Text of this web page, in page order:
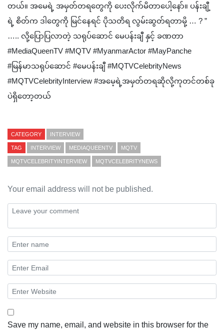
တယ်။ အမေရဲ့ အမှတ်တရတွေကို ပေးလိုက်မိတာပေါ့နော်။ ပန်းချီ့
ရဲ့ စိတ်က ဒါတွေကို မြင်နေရင် ပိုသတိရ လွမ်းဆွတ်ရတာမို့ … ? ”
….. လို့ပြောပြလာတဲ့ သရုပ်ဆောင် မေပန်းချီ နှင့် ခဏတာ
#MediaQueenTV #MQTV #MyanmarActor #MayPanche
#မြန်မာသရုပ်ဆောင် #မေပန်းချီ #MQTVCelebrityNews
#MQTVCelebrityInterview #အမေ့ရဲ့အမှတ်တရဆိုလို့ကုတင်တစ်ခု
ပဲရှိတော့တယ်
CATEGORY INTERVIEW
TAG INTERVIEW MEDIAQUEENTV MQTV
MQTVCELEBRITYINTERVIEW MQTVCELEBRITYNEWS
Your email address will not be published.
Save my name, email, and website in this browser for the